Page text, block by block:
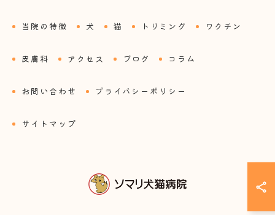
当院の特徴 犬 猫 トリミング ワクチン
皮膚科 アクセス ブログ コラム
お問い合わせ プライバシーポリシー
サイトマップ